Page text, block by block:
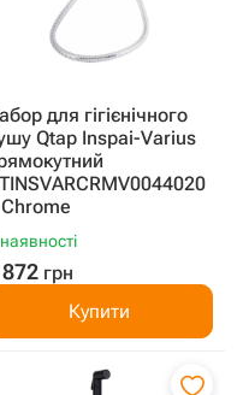
для гігієнічного
Qtap Inspai-Varius
грн
Купити